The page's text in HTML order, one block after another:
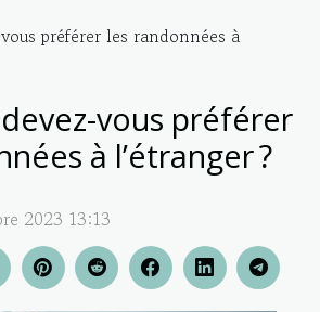
préférer les randonnées à
vous préférer
à l’étranger ?
2023 13:13